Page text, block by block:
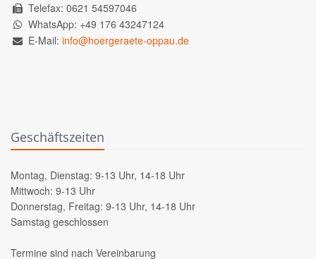
Telefax: 0621 54597046
WhatsApp: +49 176 43247124
E-Mail: info@hoergeraete-oppau.de
Geschäftszeiten
Montag, Dienstag: 9-13 Uhr, 14-18 Uhr
Mittwoch: 9-13 Uhr
Donnerstag, Freitag: 9-13 Uhr, 14-18 Uhr
Samstag geschlossen
Termine sind nach Vereinbarung